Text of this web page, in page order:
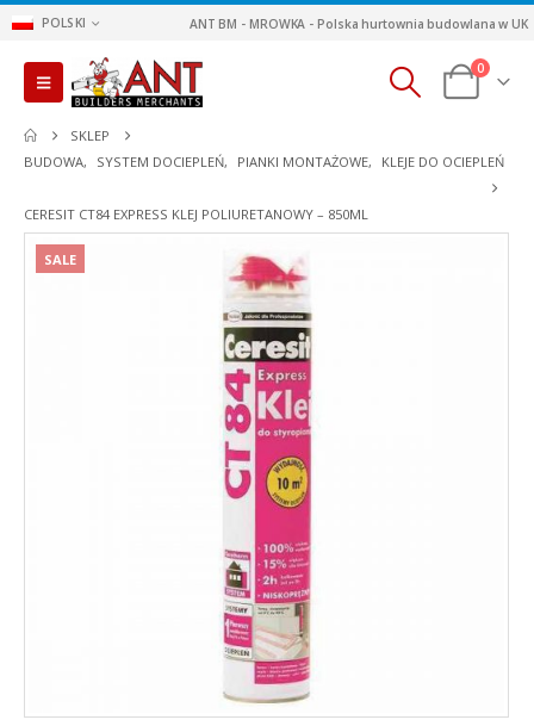
POLSKI ANT BM - MROWKA - Polska hurtownia budowlana w UK
0
SKLEP
BUDOWA, SYSTEM DOCIEPLEŃ, PIANKI MONTAŻOWE, KLEJE DO OCIEPLEŃ
CERESIT CT84 EXPRESS KLEJ POLIURETANOWY – 850ML
SALE